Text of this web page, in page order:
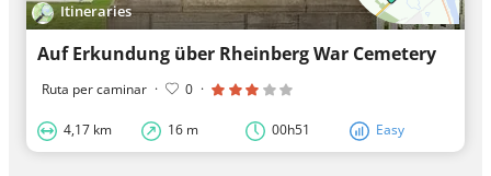
Itineraries
Auf Erkundung über Rheinberg War Cemetery
Ruta per caminar · 0 ·
4,17 km 16 m 00h51 Easy